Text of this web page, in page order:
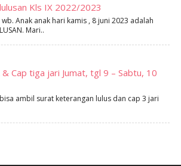
Kls IX 2022/2023
Anak anak hari kamis , 8 juni 2023 adalah
Mari..
& Cap tiga jari Jumat, tgl 9 – Sabtu, 10
bisa ambil surat keterangan lulus dan cap 3 jari